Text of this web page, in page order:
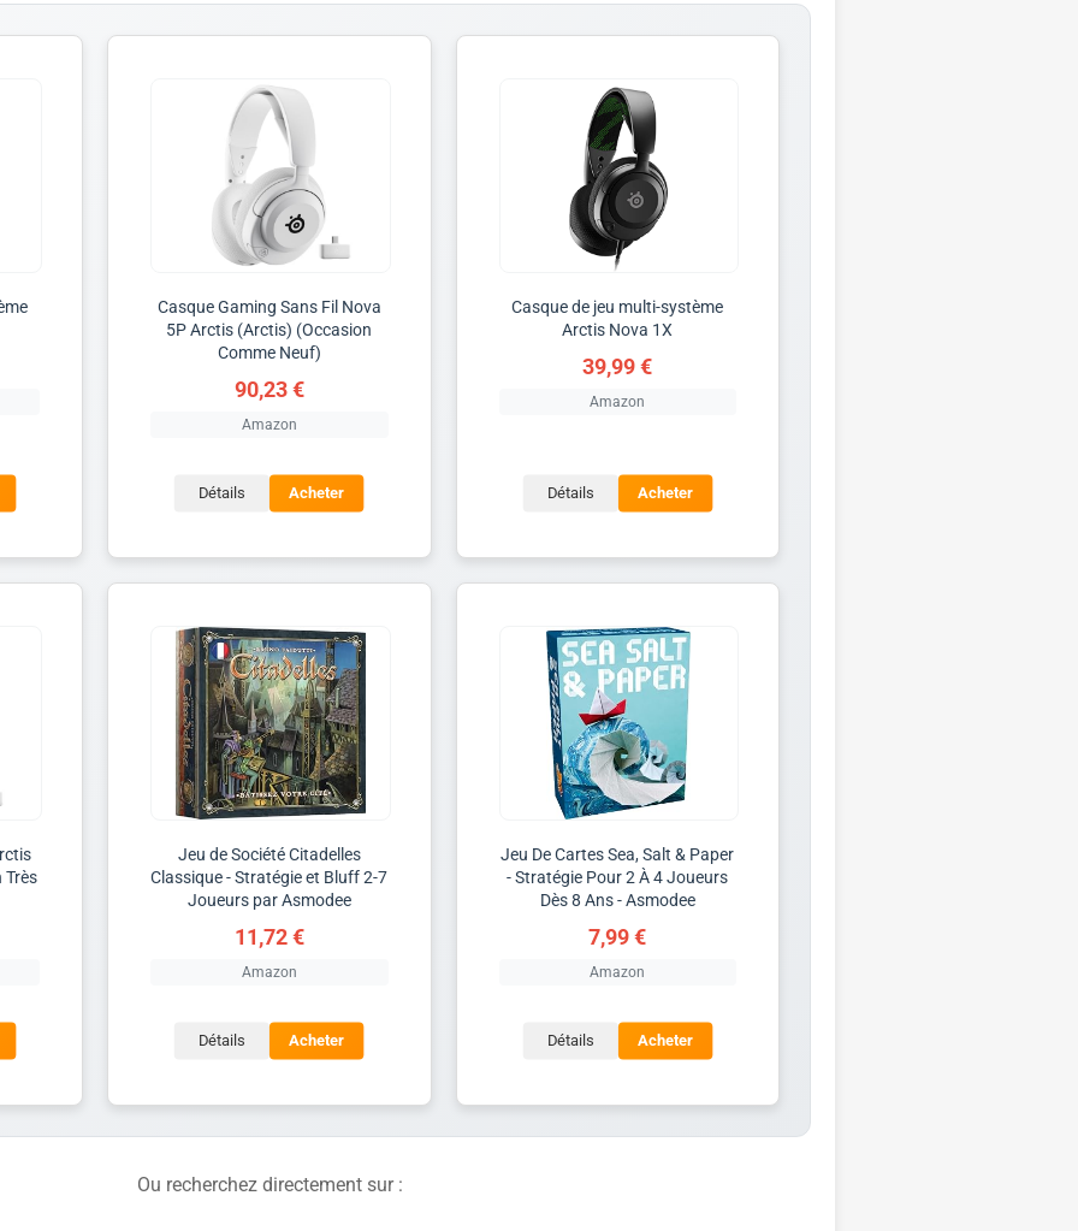
Casque Gaming Sans Fil Nova
5P Arctis (Arctis) (Occasion
Comme Neuf)
90,23 €
Amazon
Détails Acheter
Casque de jeu multi-système
Arctis Nova 1X
39,99 €
Amazon
Détails Acheter
Très
Jeu de Société Citadelles
Classique - Stratégie et Bluff 2-7
Joueurs par Asmodee
11,72 €
Amazon
Détails Acheter
Jeu De Cartes Sea, Salt & Paper
- Stratégie Pour 2 À 4 Joueurs
Dès 8 Ans - Asmodee
7,99 €
Amazon
Détails Acheter
Ou recherchez directement sur :